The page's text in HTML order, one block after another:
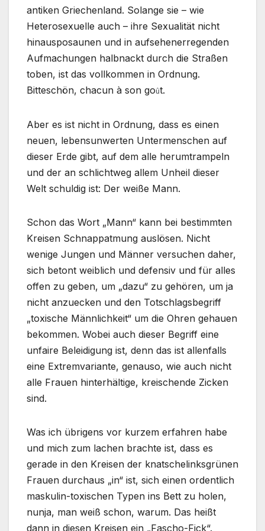
antiken Griechenland. Solange sie – wie
Heterosexuelle auch – ihre Sexualität nicht
hinausposaunen und in aufsehenerregenden
Aufmachungen halbnackt durch die Straßen
toben, ist das vollkommen in Ordnung.
Bitteschön, chacun à son goût.
Aber es ist nicht in Ordnung, dass es einen
neuen, lebensunwerten Untermenschen auf
dieser Erde gibt, auf dem alle herumtrampeln
und der an schlichtweg allem Unheil dieser
Welt schuldig ist: Der weiße Mann.
Schon das Wort „Mann“ kann bei bestimmten
Kreisen Schnappatmung auslösen. Nicht
wenige Jungen und Männer versuchen daher,
sich betont weiblich und defensiv und für alles
offen zu geben, um „dazu“ zu gehören, um ja
nicht anzuecken und den Totschlagsbegriff
„toxische Männlichkeit“ um die Ohren gehauen
bekommen. Wobei auch dieser Begriff eine
unfaire Beleidigung ist, denn das ist allenfalls
eine Extremvariante, genauso, wie auch nicht
alle Frauen hinterhältige, kreischende Zicken
sind.
Was ich übrigens vor kurzem erfahren habe
und mich zum lachen brachte ist, dass es
gerade in den Kreisen der knatschelinksgrünen
Frauen durchaus „in“ ist, sich einen ordentlich
maskulin-toxischen Typen ins Bett zu holen,
nunja, man weiß schon, warum. Das heißt
dann in diesen Kreisen ein „Fascho-Fick“.